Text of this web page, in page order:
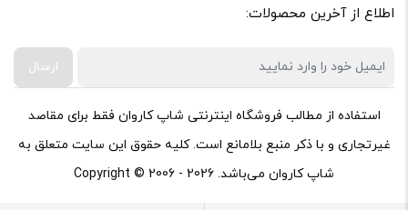
اطلاع از آخرین محصولات:
ارسال
استفاده از مطالب فروشگاه اینترنتی شاپ کاروان فقط برای مقاصد
غیرتجاری و با ذکر منبع بلامانع است. کلیه حقوق این سایت متعلق به
شاپ کاروان می‌باشد. Copyright © 2006 - 2026